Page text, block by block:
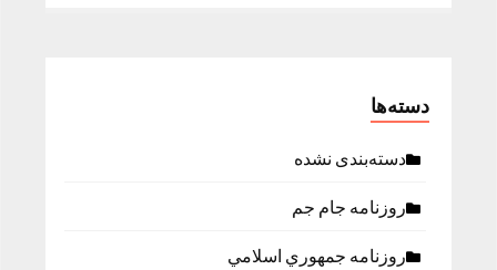
دسته‌ها
دسته‌بندی نشده
روزنامه جام جم
روزنامه جمهوري اسلامي